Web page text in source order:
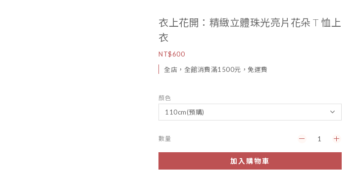
衣上花開：精緻立體珠光亮片花朵 T 恤上
衣
NT$600
全店，全館消費滿1500元，免運費
顏色
數量
加入購物車